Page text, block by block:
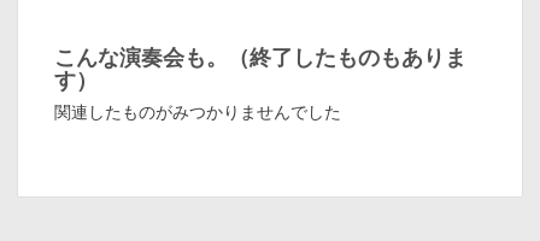
こんな演奏会も。（終了したものもありま
す）
関連したものがみつかりませんでした